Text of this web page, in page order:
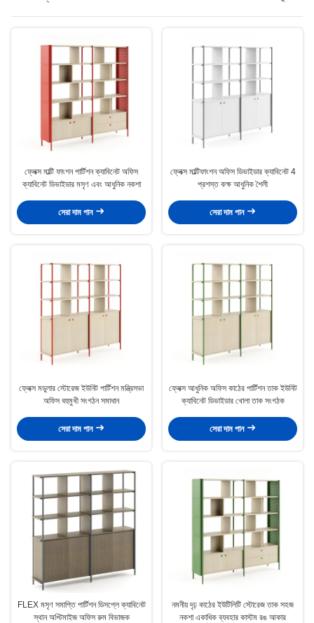
ফ্লেক্স মাল্টি ফাংশন পার্টিশন ক্যাবিনেট অফিস
ক্যাবিনেট ডিভাইডার মসৃণ এবং আধুনিক নকশা
সেরা দাম পান
ফ্লেক্স মাল্টিফাংশন অফিস ডিভাইডার ক্যাবিনেট 4
প্রশস্ত কক্ষ আধুনিক শৈলী
সেরা দাম পান
ফ্লেক্স মডুলার স্টোরেজ ইউনিট পার্টিশন মন্ত্রিসভা
অফিস বহুমুখী সংগঠন সমাধান
সেরা দাম পান
ফ্লেক্স আধুনিক অফিস কাঠের পার্টিশন তাক ইউনিট
ক্যাবিনেট ডিভাইডার খোলা তাক সংগঠক
সেরা দাম পান
FLEX মসৃণ সমাপ্তি পার্টিশন ডিসপ্লে ক্যাবিনেট
স্থান অপ্টিমাইজ অফিস রুম বিভাজক
নমনীয় দৃঢ় কাঠের ইউটিলিটি স্টোরেজ তাক সহজ
নকশা একাধিক ব্যবহার কাস্টম রঙ আকার